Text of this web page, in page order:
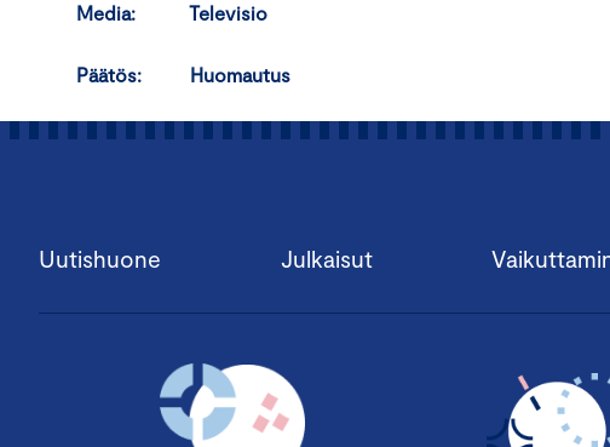
Media: Televisio
Päätös: Huomautus
Uutishuone Julkaisut